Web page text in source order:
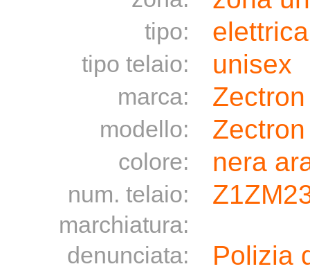
tipo: elettrica
tipo telaio: unisex
marca: Zectron
modello:
colore: nera
num. telaio:
marchiatura:
denunciata:
Polizia